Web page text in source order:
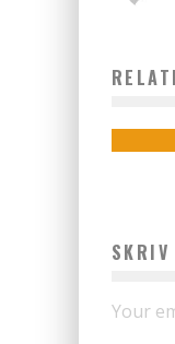
SKRIV
Your